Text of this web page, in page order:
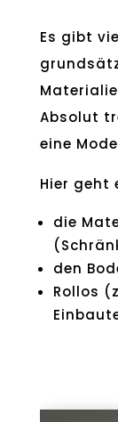
Es gibt
Absolut
eine
Hier geht
die
den
Rollos